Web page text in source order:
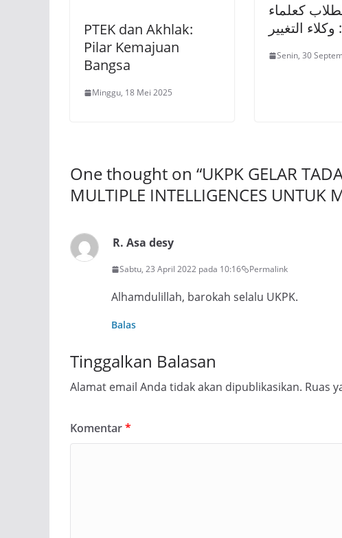
PTEK dan Akhlak:
Pilar Kemajuan
Bangsa
Minggu, 18 Mei 2025
كعلماء
التغيير
Senin, 30
One thought on “UKPK GELAR
MULTIPLE INTELLIGENCES UNTUK
R. Asa desy
Sabtu, 23 April 2022 pada 10:16 Permalink
Alhamdulillah, barokah selalu UKPK.
Balas
Tinggalkan Balasan
Alamat email Anda tidak akan dipublikasikan. Ruas
Komentar*